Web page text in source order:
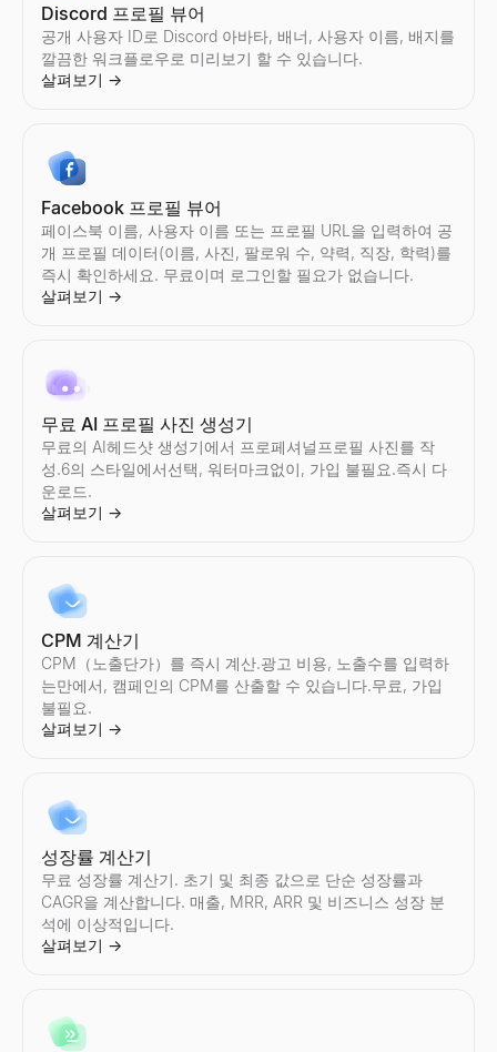
Instagram 가짜 팔로워 확인
Instagram의 가짜 팔로워를 즉시 감지.무료도구에서 참여율, 팔
살펴보기→
Instagram 팔로워 수 조회
살펴보기→
살펴보기
Instagram 감사
모든 Instagram계정를 즉시 감사.참여율, 평균좋아요 수, 댓글 수
Instagram 가격 계산기
Instagram인플루언서의 스폰서 게시물당의 요금를 견적.참여율,
살펴보기→
Instagram 크리에이터 찾기
국가 및 니치별로 Instagram인플루언서를 발견.업계, 위치, 참
살펴보기→
TikTok 가짜 팔로워 확인
TikTok 의 가짜 팔로워를 즉시 감지.무료도구에서 참여율, 팔로
살펴보기→
TikTok 팔로워 수 조회
살펴보기→
살펴보기
TikTok 감사
모든 TikTok계정를 즉시 감사.참여율, 평균좋아요 수, 조회수, 팔
TikTok 크리에이터 찾기
국가 및 니치별로 TikTok인플루언서를 발견.업계, 위치, 참여 지
살펴보기→
TikTok 인플루언서 비교
모든 2명의 TikTok인플루언서를 나란히 비교 — 참여율, 팔로워
살펴보기→
YouTube 팔로워 수 조회
모든 YouTube채널의 실시간구독자 수과(와)채널 통계를 확인.구
살펴보기→
YouTube 가짜 팔로워 확인
살펴보기→
살펴보기
YouTube 감사
모든 YouTube채널를 즉시 감사.참여율, 평균조회수, 좋아요 수,
YouTube 크리에이터 찾기
국가 및 니치별로 YouTube인플루언서를 발견.업계, 위치, 참여
살펴보기→
YouTube 인플루언서 비교
모든 2명의 YouTube인플루언서를 나란히 비교 — 참여율, 구독
살펴보기→
X 프로필 뷰어
공개된 X(Twitter) 프로필을 익명으로 보기 — 로그인 불필요. 모
살펴보기→
트위터 프로필 검색
살펴보기→
살펴보기
Twitter/X 참여율 계산기
모든 Twitter/X계정의 참여율를 즉시 계산.평균좋아요 수, 리포스
Twitter/X 감사
모든 Twitter/X계정를 즉시 감사.참여율, 평균좋아요 수, 리포스
살펴보기→
Twitter/X 크리에이터 찾기
국가 및 니치별로 Twitter/X인플루언서를 발견.업계, 위치, 참여
살펴보기→
LinkedIn 리드 검증기
LinkedIn 게시물을 붙여넣으세요 — 작성자가 구매자인지 확인하
살펴보기→
LinkedIn 프로필 추출기
살펴보기→
살펴보기
LinkedIn 게시물 미리보기
무료 LinkedIn 게시물 미리보기 도구. 게시물이 데스크톱과 모바
LinkedIn 요약 생성기
무료 AI LinkedIn 요약 생성기. 역할과 기술을 입력하면 몇 초 만
살펴보기→
대량 이메일 검증 도구
대량 이메일 목록을 무료로 확인하세요. 유효하지 않거나 일회용
살펴보기→
이메일 역방향 조회
살펴보기→
살펴보기
무료 이메일 검증 도구
이메일 주소의 유효성를 즉시 확인.전달 가능성, 구문, 도메인,
이메일 찾기
이름 + 회사로 누구의 이메일이든 찾으세요. 100개 이상의 소스
살펴보기→
이메일 퍼뮤테이터
이름과(와)도메인에서가능한이메일 주소의 패턴를 모두생성.영
살펴보기→
기업 프로필 검색
기업 프로필를 즉시 검색.회사 이름에서업계, 직원 수, 위치, 연
살펴보기→
기업 위치 검색
살펴보기→
살펴보기
구매 신호 디코더
모든 신호를 붙여넣고 의도, 연락할 사람, 시작 문구를 디코딩하세
채용 신호 해독기
채용 공고를 붙여넣으세요 — 확장, 기술 스택, 문제점, 그리고 연
살펴보기→
ICP 신호 플레이북 생성기
ICP를 설명하고, 주시해야 할 구매 신호, 위치 및 수행할 작업을 파
살펴보기→
지금 채용 중인 회사
지금 채용 중인 회사를 확인하세요 — 스타트업, 원격 팀, 기술 분
살펴보기→
무료 이력서 채점기
살펴보기→
살펴보기
이력서 요약 생성기
몇 초 만에 전문적인 이력서 요약을 생성하세요. 이력서를 업로
직무 기술서 생성기
직무명과 몇 가지 세부 정보만으로 개요, 책임, 요구 사항, 혜택을
살펴보기→
채용 제안서 생성기
지원자, 역할, 급여, 시작일 정보만으로 전문적이고 바로 보낼 수
살펴보기→
Discord 프로필 뷰어
공개 사용자 ID로 Discord 아바타, 배너, 사용자 이름, 배지를
깔끔한 워크플로우로 미리보기 할 수 있습니다.
살펴보기 →
Facebook 프로필 뷰어
페이스북 이름, 사용자 이름 또는 프로필 URL을 입력하여 공
개 프로필 데이터(이름, 사진, 팔로워 수, 약력, 직장, 학력)를
즉시 확인하세요. 무료이며 로그인할 필요가 없습니다.
살펴보기 →
무료 AI 프로필 사진 생성기
무료의 AI헤드샷 생성기에서 프로페셔널프로필 사진를 작
성.6의 스타일에서선택, 워터마크없이, 가입 불필요.즉시 다
운로드.
살펴보기 →
CPM 계산기
CPM（노출단가）를 즉시 계산.광고 비용, 노출수를 입력하
는만에서, 캠페인의 CPM를 산출할 수 있습니다.무료, 가입
불필요.
살펴보기 →
성장률 계산기
무료 성장률 계산기. 초기 및 최종 값으로 단순 성장률과
CAGR을 계산합니다. 매출, MRR, ARR 및 비즈니스 성장 분
석에 이상적입니다.
살펴보기 →